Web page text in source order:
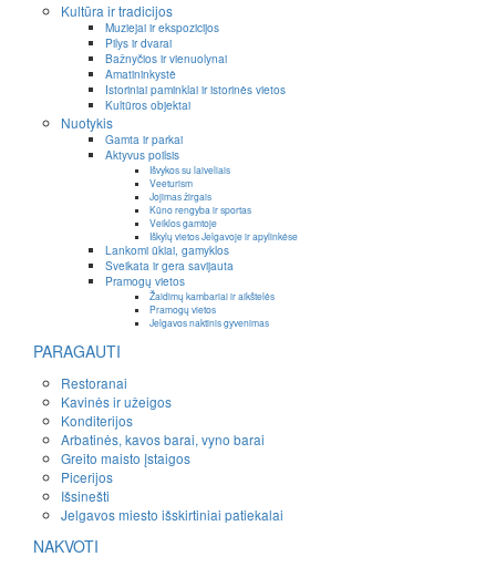
Kultūra ir tradicijos
Muziejai ir ekspozicijos
Pilys ir dvarai
Bažnyčios ir vienuolynai
Amatininkystė
Istoriniai paminklai ir istorinės vietos
Kultūros objektai
Nuotykis
Gamta ir parkai
Aktyvus poilsis
Išvykos su laiveliais
Veeturism
Jojimas žirgais
Kūno rengyba ir sportas
Veiklos gamtoje
Iškylų vietos Jelgavoje ir apylinkėse
Lankomi ūkiai, gamyklos
Sveikata ir gera savijauta
Pramogų vietos
Žaidimų kambariai ir aikštelės
Pramogų vietos
Jelgavos naktinis gyvenimas
PARAGAUTI
Restoranai
Kavinės ir užeigos
Konditerijos
Arbatinės, kavos barai, vyno barai
Greito maisto įstaigos
Picerijos
Išsinešti
Jelgavos miesto išskirtiniai patiekalai
NAKVOTI